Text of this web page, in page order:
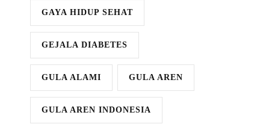
GAYA HIDUP SEHAT
GEJALA DIABETES
GULA ALAMI GULA AREN
GULA AREN INDONESIA